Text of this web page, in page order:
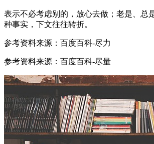
表示不必考虑别的，放心去做；老是、总
种事实，下文往往转折。
参考资料来源：百度百科-尽力
参考资料来源：百度百科-尽量